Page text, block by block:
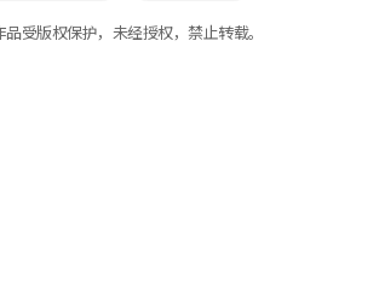
品受版权保护，未经授权，禁止转载。